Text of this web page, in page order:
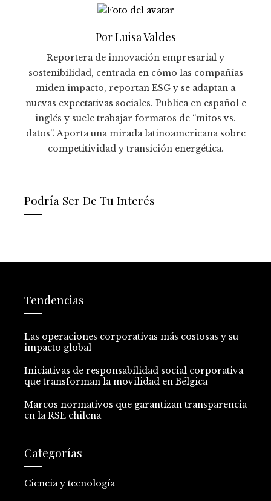
Por Luisa Valdes
Reportera de innovación empresarial y
sostenibilidad, centrada en cómo las compañías
miden impacto, reportan ESG y se adaptan a
nuevas expectativas sociales. Publica en español e
inglés y suele trabajar formatos de “mitos vs.
datos”. Aporta una mirada latinoamericana sobre
competitividad y transición energética.
Podría Ser De Tu Interés
Tendencias
Las operaciones corporativas más costosas y su
impacto global
Iniciativas de responsabilidad social corporativa
que transforman la movilidad en Bélgica
Marcos normativos que garantizan transparencia
en la RSE chilena
Categorías
Ciencia y tecnología